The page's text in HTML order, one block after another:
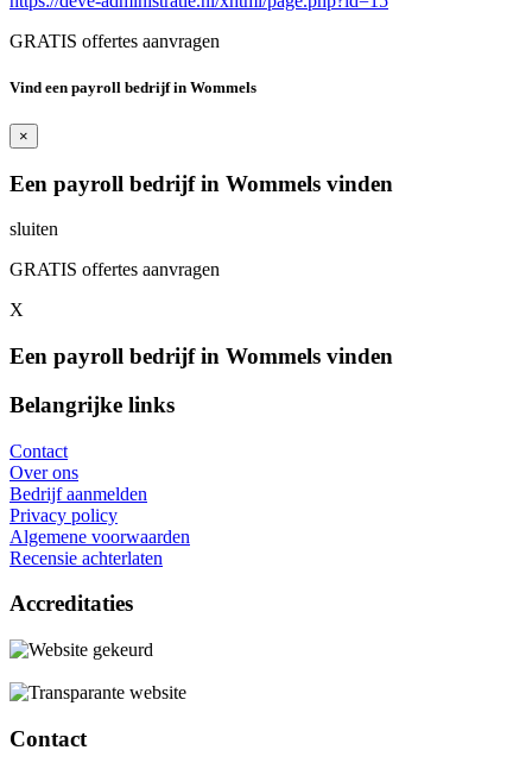
GRATIS offertes aanvragen
Vind een payroll bedrijf in Wommels
×
Een payroll bedrijf in Wommels vinden
sluiten
GRATIS offertes aanvragen
X
Een payroll bedrijf in Wommels vinden
Belangrijke links
Contact
Over ons
Bedrijf aanmelden
Privacy policy
Algemene voorwaarden
Recensie achterlaten
Accreditaties
Contact